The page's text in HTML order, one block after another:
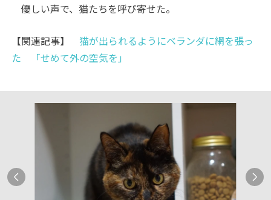
優しい声で、猫たちを呼び寄せた。
【関連記事】 猫が出られるようにベランダに網を張っ
た 「せめて外の空気を」